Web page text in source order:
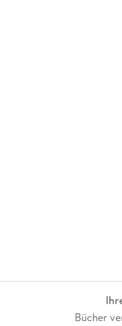
ist ein
extrem spannend, von
Bücher